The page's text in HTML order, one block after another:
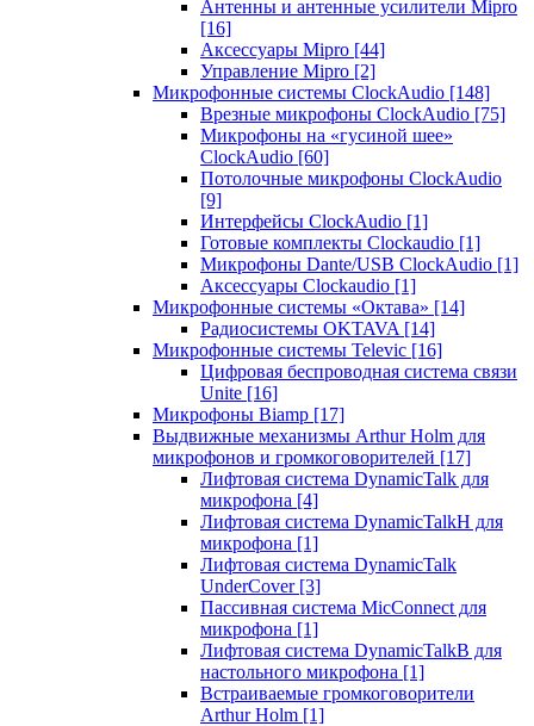
Антенны и антенные усилители Mipro
[16]
Аксессуары Mipro [44]
Управление Mipro [2]
Микрофонные системы ClockAudio [148]
Врезные микрофоны ClockAudio [75]
Микрофоны на «гусиной шее»
ClockAudio [60]
Потолочные микрофоны ClockAudio
[9]
Интерфейсы ClockAudio [1]
Готовые комплекты Clockaudio [1]
Микрофоны Dante/USB ClockAudio [1]
Аксессуары Clockaudio [1]
Микрофонные системы «Октава» [14]
Радиосистемы OKTAVA [14]
Микрофонные системы Televic [16]
Цифровая беспроводная система связи
Unite [16]
Микрофоны Biamp [17]
Выдвижные механизмы Arthur Holm для
микрофонов и громкоговорителей [17]
Лифтовая система DynamicTalk для
микрофона [4]
Лифтовая система DynamicTalkH для
микрофона [1]
Лифтовая система DynamicTalk
UnderCover [3]
Пассивная система MicConnect для
микрофона [1]
Лифтовая система DynamicTalkB для
настольного микрофона [1]
Встраиваемые громкоговорители
Arthur Holm [1]